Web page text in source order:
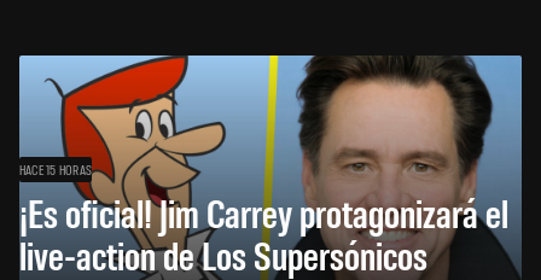
HACE 15 HORAS
¡Es oficial! Jim Carrey protagonizará el
live-action de Los Supersónicos